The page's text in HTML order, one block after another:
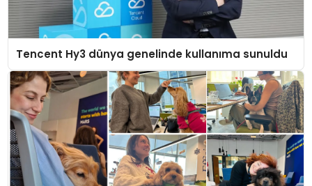
Tencent Hy3 dünya genelinde kullanıma sunuldu